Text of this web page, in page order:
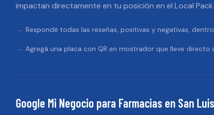
impactan directamente en tu posición en el Local
Respondé todas las reseñas, positivas y negativas,
Agregá una placa con QR en mostrador que lleve directo
Google Mi Negocio para Farmacias en San Luis